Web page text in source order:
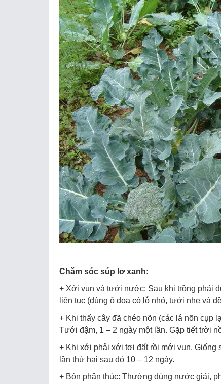
Chăm sóc súp lơ xanh:
+ Xới vun và tưới nước: Sau khi trồng phải
liên tục (dùng ô doa có lỗ nhỏ, tưới nhẹ và
+ Khi thấy cây đã chéo nõn (các lá nõn cụp
Tưới đậm, 1 – 2 ngày một lần. Gặp tiết trời
+ Khi xới phải xới tơi đất rồi mới vun. Giống
lần thứ hai sau đó 10 – 12 ngày.
+ Bón phân thúc: Thường dùng nước giải,